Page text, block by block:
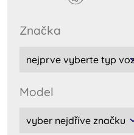
značka
model